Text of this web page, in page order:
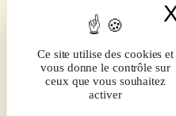
Ce site utilise des cookies et
vous donne le contrôle sur
ceux que vous souhaitez
activer